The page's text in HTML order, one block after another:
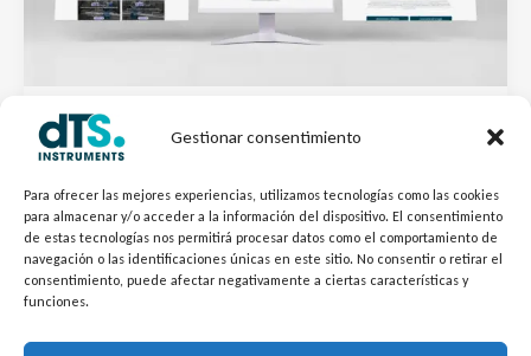
Gestionar consentimiento
Para ofrecer las mejores experiencias, utilizamos tecnologías como las cookies
para almacenar y/o acceder a la información del dispositivo. El consentimiento
de estas tecnologías nos permitirá procesar datos como el comportamiento de
navegación o las identificaciones únicas en este sitio. No consentir o retirar el
consentimiento, puede afectar negativamente a ciertas características y
funciones.
Anuncios
nueva web de dTS Instruments
PorSMM dTSInstruments/ 19/01/2026
En un entorno cambiante y cada vez más exigente, la